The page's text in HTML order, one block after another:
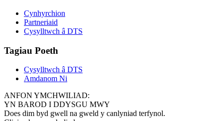
Cynhyrchion
Partneriaid
Cysylltwch â DTS
Tagiau Poeth
Cysylltwch â DTS
Amdanom Ni
ANFON YMCHWILIAD:
YN BAROD I DDYSGU MWY
Does dim byd gwell na gweld y canlyniad terfynol.